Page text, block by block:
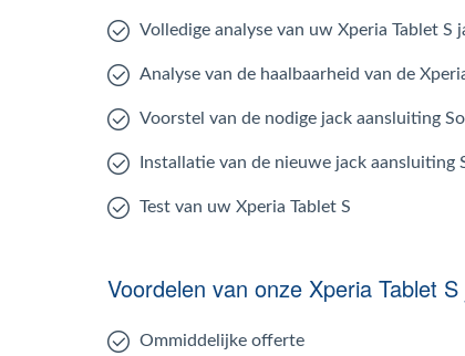
Volledige analyse van uw Xperia Tablet S
Analyse van de haalbaarheid van de
Voorstel van de nodige jack aansluiting
Installatie van de nieuwe jack aansluiting
Test van uw Xperia Tablet S
Voordelen van onze Xperia Tablet
Ommiddelijke offerte